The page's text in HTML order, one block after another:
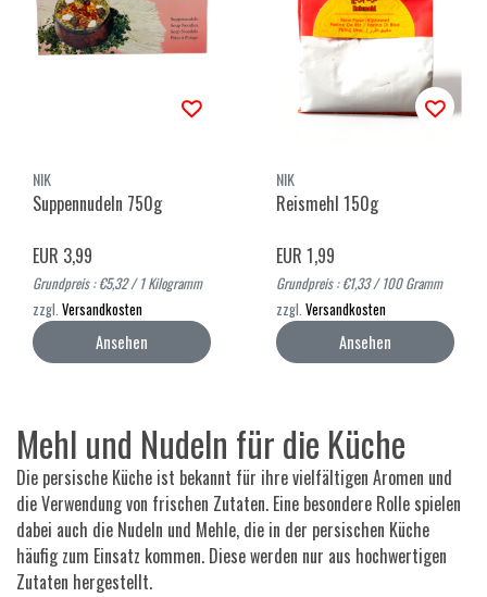
NIK
Suppennudeln 750g
EUR 3,99
Grundpreis : €5,32 / 1 Kilogramm
zzgl. Versandkosten
Ansehen
NIK
Reismehl 150g
EUR 1,99
Grundpreis : €1,33 / 100 Gramm
zzgl. Versandkosten
Ansehen
Mehl und Nudeln für die Küche
Die persische Küche ist bekannt für ihre vielfältigen Aromen und
die Verwendung von frischen Zutaten. Eine besondere Rolle spielen
dabei auch die Nudeln und Mehle, die in der persischen Küche
häufig zum Einsatz kommen. Diese werden nur aus hochwertigen
Zutaten hergestellt.